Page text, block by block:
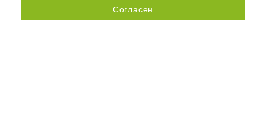
Отправить запрос
Согласен